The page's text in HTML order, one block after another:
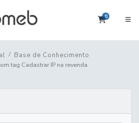
0Carrinho
Base de Conhecimento
tag Cadastrar IP na revenda